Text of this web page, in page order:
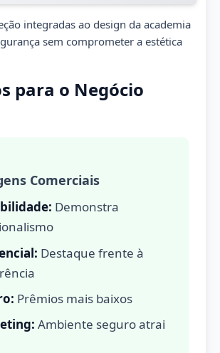
integradas ao design da academia
sem comprometer a estética
para o Negócio
Comerciais
Demonstra
Destaque frente à
Prêmios mais baixos
Ambiente seguro atrai